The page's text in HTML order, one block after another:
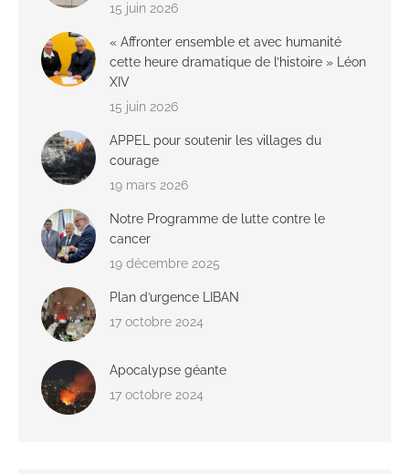
15 juin 2026
« Affronter ensemble et avec humanité
cette heure dramatique de l’histoire » Léon
XIV
15 juin 2026
APPEL pour soutenir les villages du
courage
19 mars 2026
Notre Programme de lutte contre le
cancer
19 décembre 2025
Plan d’urgence LIBAN
17 octobre 2024
Apocalypse géante
17 octobre 2024